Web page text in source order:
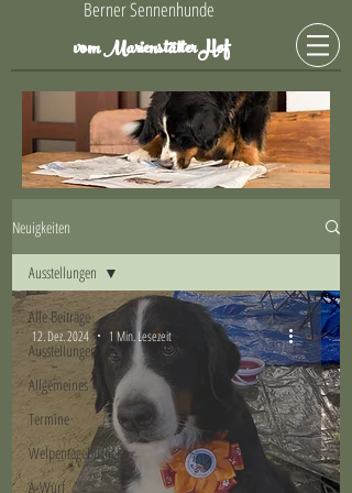
Berner Sennenhunde
vom MarienstätterHof
Neuigkeiten
Alle Beiträge
Ausstellungen
Allgemeines
Termine
Welpentagebücher
A-Wurf
Ausstellungen
12. Dez. 2024 1 Min. Lesezeit